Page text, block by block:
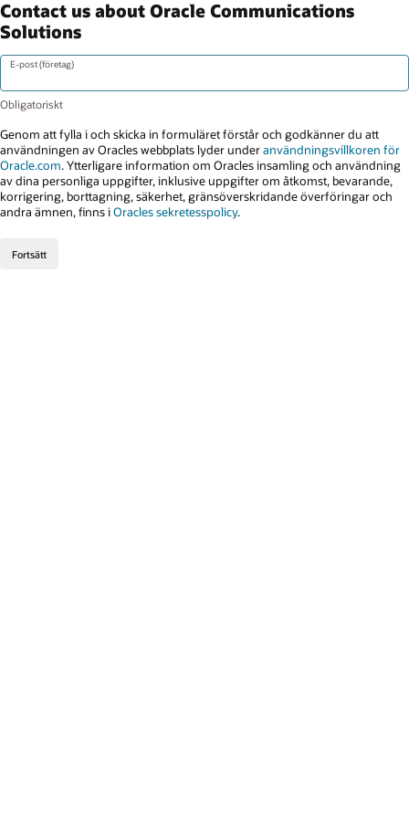
Contact us about Oracle Communications
Solutions
E-post (företag)
Genom att fylla i och skicka in formuläret förstår och godkänner du att
användningen av Oracles webbplats lyder underanvändningsvillkoren för
Oracle.com. Ytterligare information om Oracles insamling och användning
av dina personliga uppgifter, inklusive uppgifter om åtkomst, bevarande,
korrigering, borttagning, säkerhet, gränsöverskridande överföringar och
andra ämnen, finns iOracles sekretesspolicy.
Fortsätt